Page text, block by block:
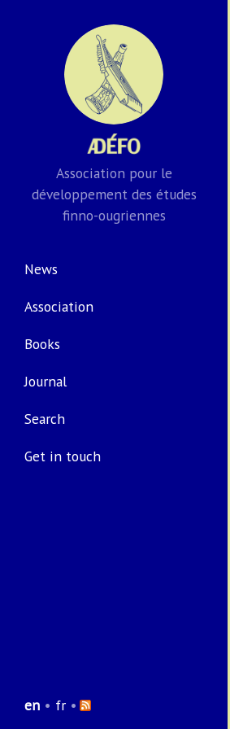
Association pour le
développement des études
finno-ougriennes
News
Association
Books
Journal
Search
Get in touch
en • fr •